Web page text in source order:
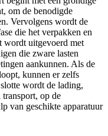
om de benodigde
Vervolgens wordt de
die het verpakken en
wordt uitgevoerd met
die zware lasten
aankunnen. Als de
kunnen er zelfs
wordt de lading,
op de
van geschikte apparatuur